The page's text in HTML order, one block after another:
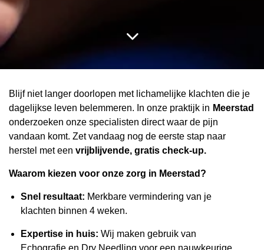
Blijf niet langer doorlopen met lichamelijke klachten die je
dagelijkse leven belemmeren. In onze praktijk in Meerstad
onderzoeken onze specialisten direct waar de pijn
vandaan komt. Zet vandaag nog de eerste stap naar
herstel met eenvrijblijvende, gratis check-up.
Waarom kiezen voor onze zorg in Meerstad?
Snel resultaat: Merkbare vermindering van je
klachten binnen 4 weken.
Expertise in huis: Wij maken gebruik van
Echografie en Dry Needling voor een nauwkeurige